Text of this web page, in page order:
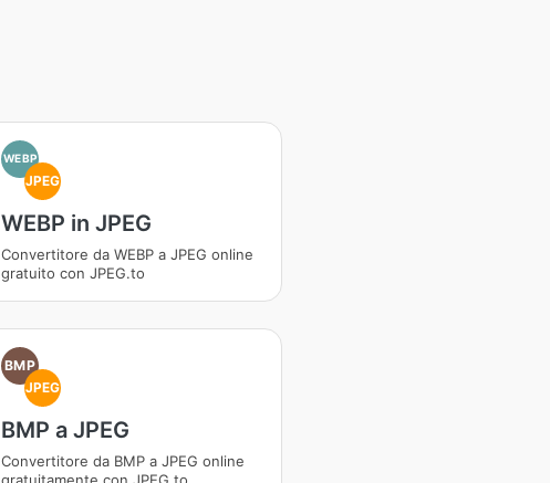
WEBP
JPEG
WEBP in JPEG
Convertitore da WEBP a JPEG online
gratuito con JPEG.to
BMP
JPEG
BMP a JPEG
Convertitore da BMP a JPEG online